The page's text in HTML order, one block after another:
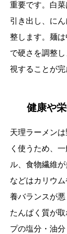
重要です。白
引き出し、に
整します。麺
で硬さを調整
視することが完
健康や
天理ラーメン
く使うため、
ル、食物繊維
などはカリウ
養バランスが
たんぱく質が
プの塩分・油